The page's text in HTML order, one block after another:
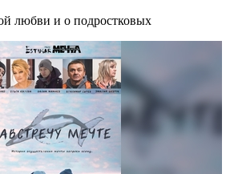
любви и о подростковых